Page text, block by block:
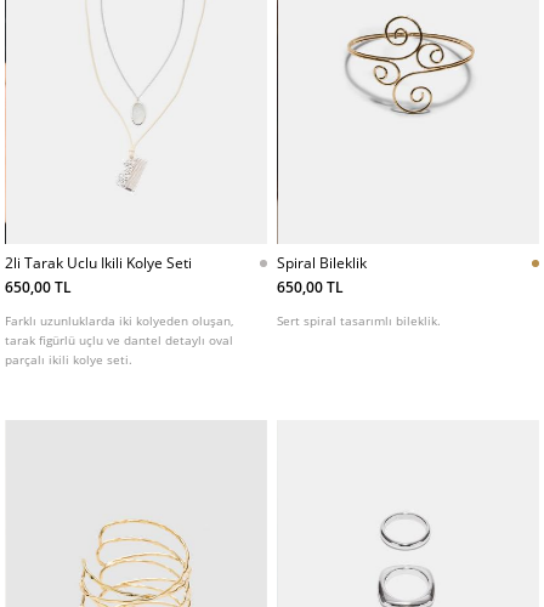
2li Tarak Uclu Ikili Kolye Seti
650,00 TL
Farklı uzunluklarda iki kolyeden oluşan,
tarak figürlü uçlu ve dantel detaylı oval
parçalı ikili kolye seti.
Spiral Bileklik
650,00 TL
Sert spiral tasarımlı bileklik.